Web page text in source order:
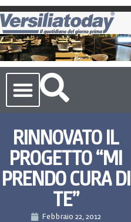
RINNOVATO IL
PROGETTO “MI
PRENDO CURA DI
TE”
Febbraio 22, 2012